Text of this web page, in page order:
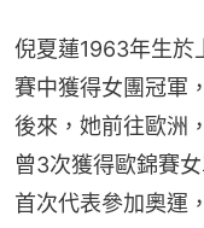
倪夏蓮1963年生於
賽中獲得女團冠軍
後來，她前往歐洲
曾3次獲得歐錦賽
首次代表參加奧運